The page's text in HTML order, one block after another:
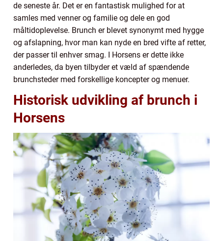
de seneste år. Det er en fantastisk mulighed for at
samles med venner og familie og dele en god
måltidoplevelse. Brunch er blevet synonymt med hygge
og afslapning, hvor man kan nyde en bred vifte af retter,
der passer til enhver smag. I Horsens er dette ikke
anderledes, da byen tilbyder et væld af spændende
brunchsteder med forskellige koncepter og menuer.
Historisk udvikling af brunch i
Horsens